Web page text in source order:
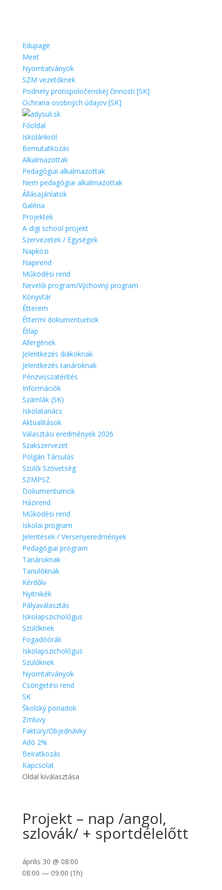
Edupage
Meet
Nyomtatványok
SZM vezetőknek
Podnety protispoločenskej činnosti [SK]
Ochrana osobných údajov [SK]
Főoldal
Iskolánkról
Bemutatkozás
Alkalmazottak
Pedagógiai alkalmazottak
Nem pedagógiai alkalmazottak
Állásajánlatok
Galéria
Projektek
A-digi school projekt
Szervezetek / Egységek
Napközi
Napirend
Működési rend
Nevelői program/Výchovný program
Könyvtár
Étterem
Éttermi dokumentumok
Étlap
Allergének
Jelentkezés diákoknak
Jelentkezés tanároknak
Pénzvisszatérítés
Információk
Számlák (SK)
Iskolatanács
Aktualitások
Választási eredmények 2026
Szakszervezet
Polgári Társulás
Szülői Szövetség
SZMPSZ
Dokumentumok
Házirend
Működési rend
Iskolai program
Jelentések / Versenyeredmények
Pedagógiai program
Tanároknak
Tanulóknak
Kérdőív
Nyitnikék
Pályaválasztás
Iskolapszichológus
Szülőknek
Fogadóórák
Iskolapszichológus
Szülőknek
Nyomtatványok
Csöngetési rend
SK
Školský poriadok
Zmluvy
Faktúry/Objednávky
Adó 2%
Beiratkozás
Kapcsolat
Oldal kiválasztása
Projekt – nap /angol,
szlovák/ + sportdélelőtt
április 30 @ 08:00
08:00 — 09:00 (1h)